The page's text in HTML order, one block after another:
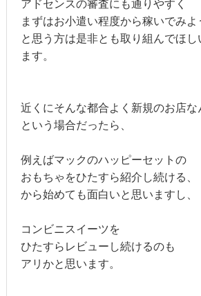
アドセンスの審査にも通りやすく
まずはお小遣い程度から稼いでみよ
と思う方は是非とも取り組んでほし
ます。
近くにそんな都合よく新規のお店な
という場合だったら、
例えばマックのハッピーセットの
おもちゃをひたすら紹介し続ける、
から始めても面白いと思いますし、
コンビニスイーツを
ひたすらレビューし続けるのも
アリかと思います。